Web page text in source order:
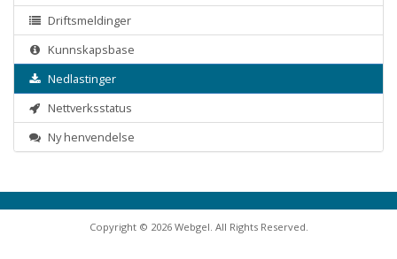
Driftsmeldinger
Kunnskapsbase
Nedlastinger
Nettverksstatus
Ny henvendelse
Copyright © 2026 Webgel. All Rights Reserved.